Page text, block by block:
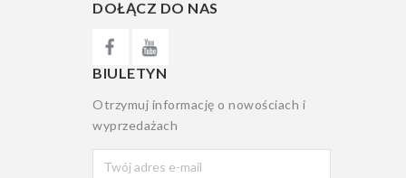
DOŁĄCZ DO NAS
BIULETYN
Otrzymuj informację o nowościach i
wyprzedażach